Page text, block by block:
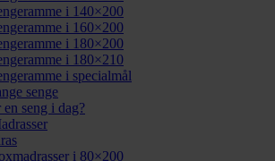
i 140×200
i 160×200
i 180×200
i 180×210
i specialmål
senge
seng i dag?
i 80×200